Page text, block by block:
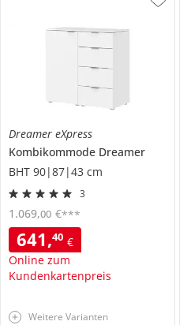
Dreamer eXpress
Kombikommode Dreamer
BHT 90|87|43 cm
3
641,40 €
Online zum
Kundenkartenpreis
1.069,00 €***
Weitere Varianten